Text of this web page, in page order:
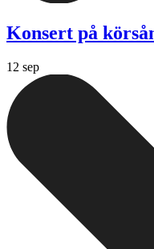
Konsert på
12 sep